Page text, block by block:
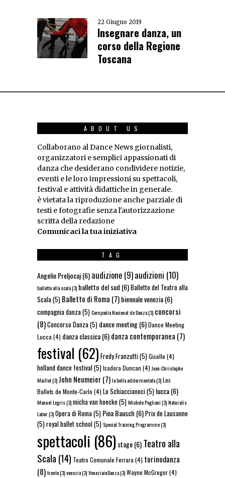
22 Giugno 2019
Insegnare danza, un
corso della Regione
Toscana
ABOUT US
Collaborano al Dance News giornalisti,
organizzatori e semplici appassionati di
danza che desiderano condividere notizie,
eventi e le loro impressioni su spettacoli,
festival e attività didattiche in generale.
è vietata la riproduzione anche parziale di
testi e fotografie senza l'autorizzazione
scritta della redazione
Comunicaci la tua iniziativa
TAG
Angelin Preljocaj(6)audizione (9)audizioni (10)
balletto alla scala(3) balletto del sud (6)Balletto del Teatro alla
Scala(5) Balletto di Roma (7)biennale venezia(6)
compagnia danza(5)Compañía Nacional de Danza(3) concorsi
(8)Concorso Danza(5) dance meeting(6)Dance Meeting
Lucca(4) danza classica(6)danza contemporanea (7)
festival (62) Fredy Franzutti(5)Giselle (4)
holland dance festival(5)Isadora Duncan (4) Jean-Christophe
Maillot(3)John Neumeier(7)la bella addormentata(3)Les
Ballets de Monte-Carlo (4) Lo Schiaccianoci(5) lucca(6)
Manuel Legris(3)micha van hoecke(5)Michele Pogliani(3)Naturalis
Labor(3)Opera di Roma(5) Pina Bausch (6)Prix de Lausanne
(5)royal ballet school(5)Special Training Programme(3)
spettacoli (86)stage(6)Teatro alla
Scala (14) Teatro Comunale Ferrara(4) torinodanza
(8)trento(3)venezia(3)VeneziainDanza(3)Wayne McGregor(4)